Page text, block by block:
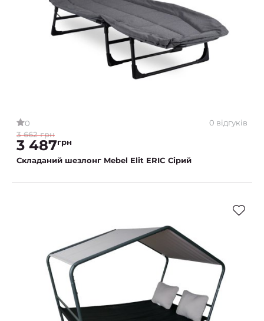
0
0 відгуків
3 662 грн
3 487грн
Складаний шезлонг Mebel Elit ERIC Сірий